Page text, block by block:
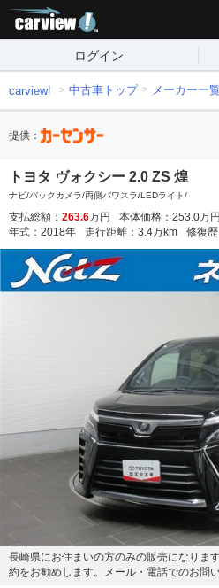
ログイン
carview! 中古車トップ メーカー一覧
提供：
トヨタ ヴォクシー 2.0 ZS 煌
ナビ/バックカメラ/両側パワスラ/LEDライト/
支払総額： 263.6万円 本体価格： 253.0万円
年式： 2018年 走行距離： 3.4万km 修復歴
長崎県にお住まいの方のみの販売になりま
約をお勧めします。メール・電話でのお問